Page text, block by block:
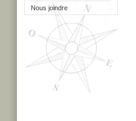
Nous joindre